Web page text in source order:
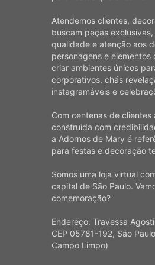
Atendemos clientes,
buscam peças
qualidade e atenção aos
personagens e
criar ambientes únicos
corporativos, chás
instagramáveis e
Com centenas de
construída com
a Adornos de Mary é
para festas e decoração
Somos uma loja virtual
capital de São Paulo.
comemoração?
Endereço: Travessa
CEP 05781-192, São
Campo Limpo)